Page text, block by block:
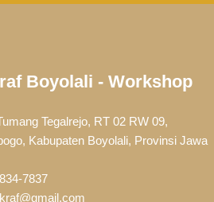
Boyolali - Workshop
Tegalrejo, RT 02 RW 09,
Kabupaten Boyolali, Provinsi Jawa
7837